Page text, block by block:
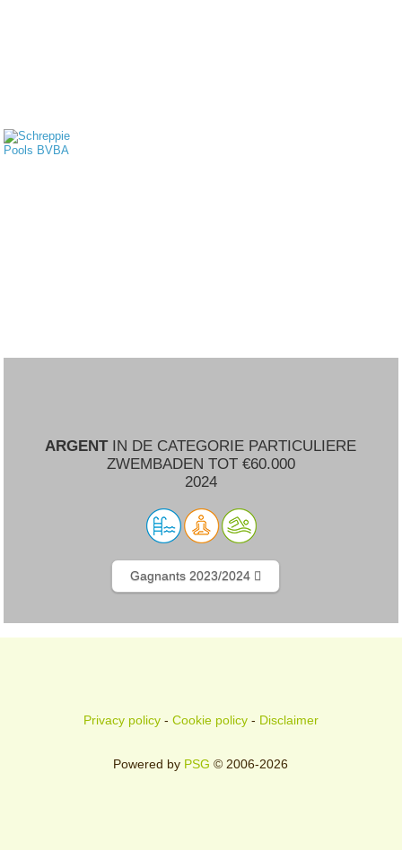
ARGENTIN DE CATEGORIE PARTICULIERE
ZWEMBADEN TOT €60.000
2024
Gagnants 2023/2024
Privacy policy- Cookie policy- Disclaimer
Powered by PSG © 2006-2026